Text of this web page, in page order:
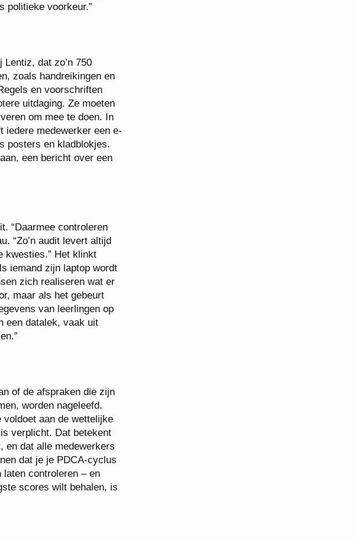
politieke voorkeur.”
dat zo’n 750
zoals handreikingen en
en voorschriften
uitdaging. Ze moeten
om mee te doen. In
iedere medewerker een e-
posters en kladblokjes.
een bericht over een
“Daarmee controleren
“Zo’n audit levert altijd
kwesties.” Het klinkt
iemand zijn laptop wordt
zich realiseren wat er
maar als het gebeurt
van leerlingen op
een datalek, vaak uit
of de afspraken die zijn
worden nageleefd.
aan de wettelijke
verplicht. Dat betekent
en dat alle medewerkers
dat je je PDCA-cyclus
laten controleren – en
scores wilt behalen, is